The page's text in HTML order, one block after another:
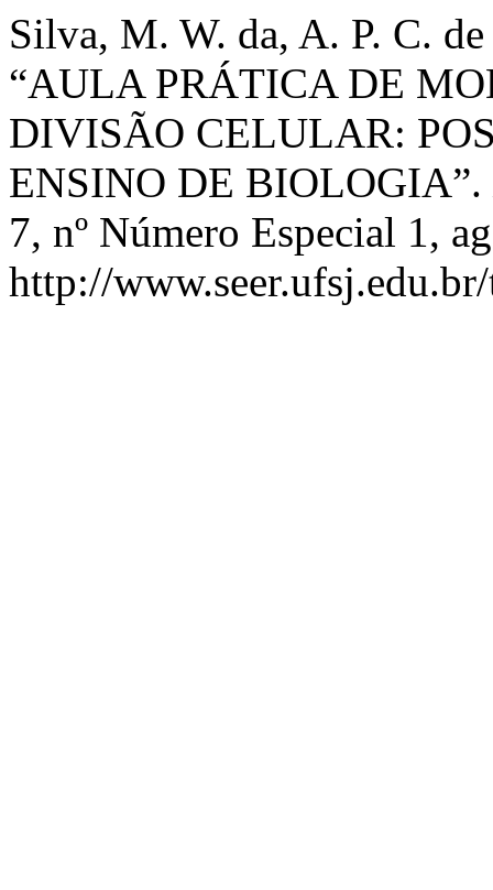
Silva, M. W. da, A. P. C.
“AULA PRÁTICA DE
DIVISÃO CELULAR:
ENSINO DE BIOLOGIA”.
7, nº Número Especial 1,
http://